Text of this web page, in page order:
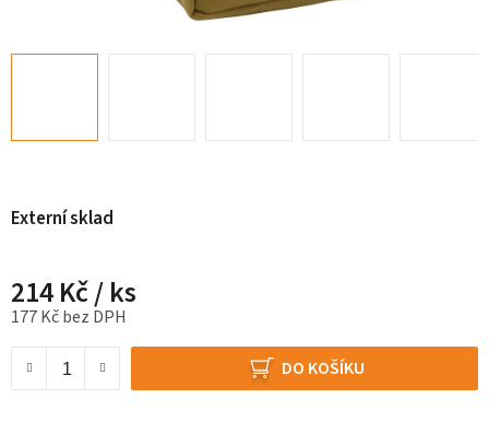
Externí sklad
214 Kč/ ks
177 Kč bez DPH
DO KOŠÍKU